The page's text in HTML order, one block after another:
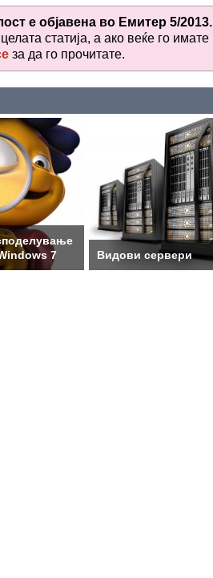
е објавена во Емитер 5/2013.
статија, а ако веќе го имате
за да го прочитате.
7
Видови сервери